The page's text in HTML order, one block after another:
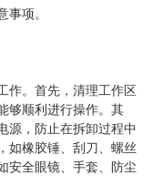
项。
作。首先，清理工作区
够顺利进行操作。其
源，防止在拆卸过程中
如橡胶锤、刮刀、螺丝
安全眼镜、手套、防尘